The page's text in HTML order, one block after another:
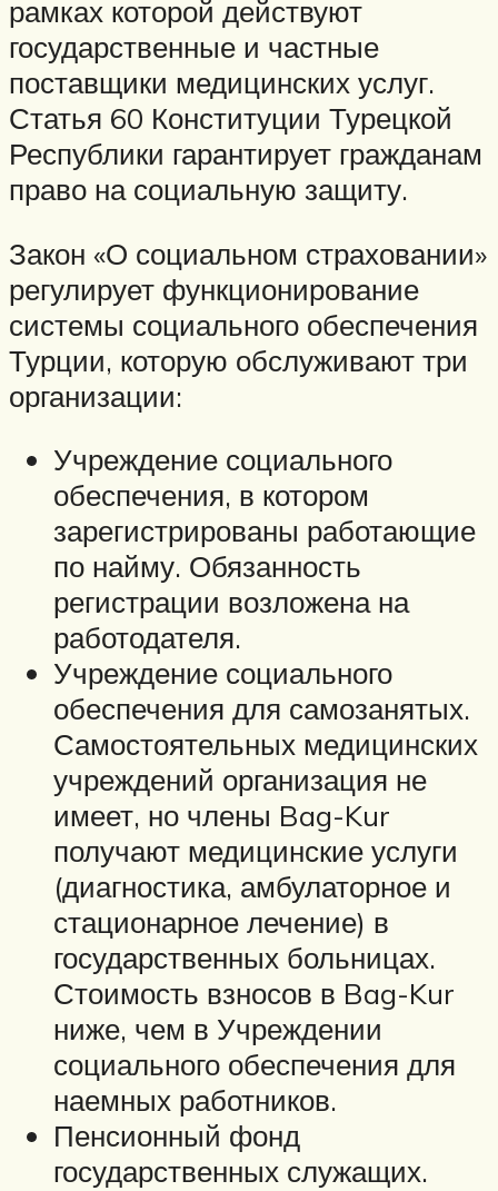
рамках которой действуют
государственные и частные
поставщики медицинских услуг.
Статья 60 Конституции Турецкой
Республики гарантирует гражданам
право на социальную защиту.
Закон «О социальном страховании»
регулирует функционирование
системы социального обеспечения
Турции, которую обслуживают три
организации:
Учреждение социального
обеспечения, в котором
зарегистрированы работающие
по найму. Обязанность
регистрации возложена на
работодателя.
Учреждение социального
обеспечения для самозанятых.
Самостоятельных медицинских
учреждений организация не
имеет, но члены Bag-Kur
получают медицинские услуги
(диагностика, амбулаторное и
стационарное лечение) в
государственных больницах.
Стоимость взносов в Bag-Kur
ниже, чем в Учреждении
социального обеспечения для
наемных работников.
Пенсионный фонд
государственных служащих.